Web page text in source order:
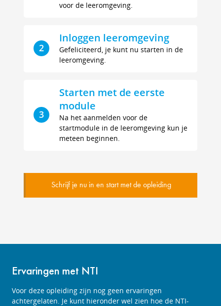
voor de leeromgeving.
2
Inloggen leeromgeving
Gefeliciteerd, je kunt nu starten in de
leeromgeving.
3
Starten met de eerste
module
Na het aanmelden voor de
startmodule in de leeromgeving kun je
meteen beginnen.
Schrijf je nu in en start met de opleiding
Ervaringen met NTI
Voor deze opleiding zijn nog geen ervaringen
achtergelaten. Je kunt hieronder wel zien hoe de NTI-